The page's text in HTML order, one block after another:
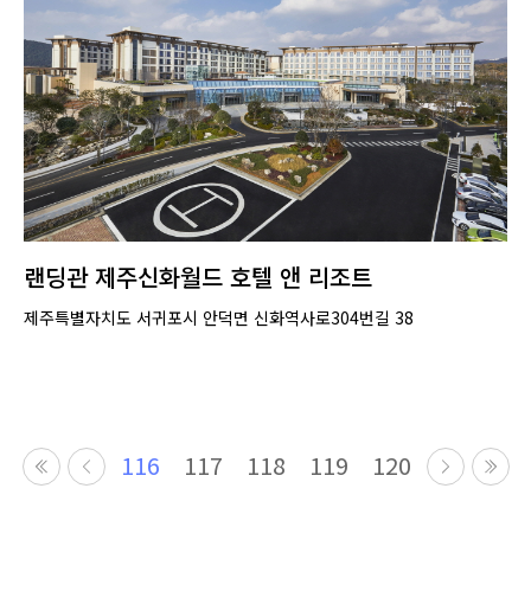
랜딩관 제주신화월드 호텔 앤 리조트
제주특별자치도 서귀포시 안덕면 신화역사로304번길 38
116 117 118 119 120